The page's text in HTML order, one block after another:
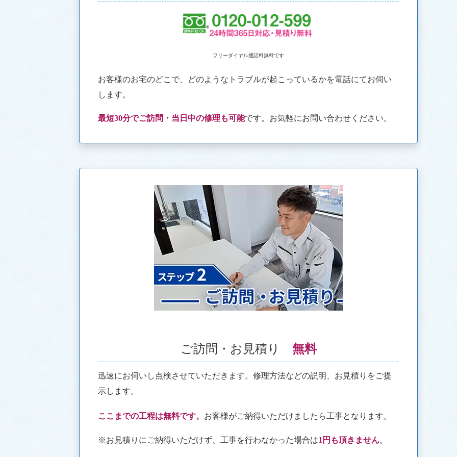
フリーダイヤル通話料無料です
お客様のお宅のどこで、どのようなトラブルが起こっているかを電話にてお伺い
します。
最短30分でご訪問・当日中の修理も可能です。お気軽にお問い合わせください。
ご訪問・お見積り 無料
迅速にお伺いし点検させていただきます。修理方法などの説明、お見積りをご提
示します。
ここまでの工程は無料です。 お客様がご納得いただけましたら工事となります。
※お見積りにご納得いただけず、工事を行わなかった場合は1円も頂きません。